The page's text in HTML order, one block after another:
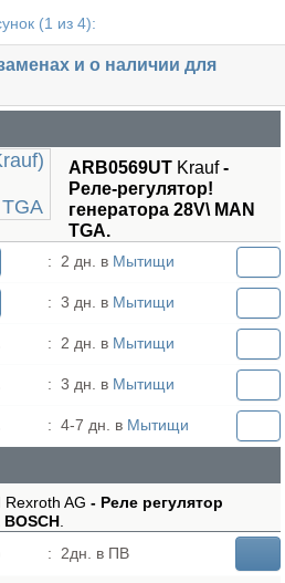
(1 из 4):
и о наличии для
ARB0569UT Krauf-
Реле-регулятор!
генератора 28V\ MAN
TGA.
: 2 дн. в Мытищи
: 3 дн. в Мытищи
: 2 дн. в Мытищи
: 3 дн. в Мытищи
: 4-7 дн. в Мытищи
Rexroth AG - Реле регулятор
: 2дн. в ПВ